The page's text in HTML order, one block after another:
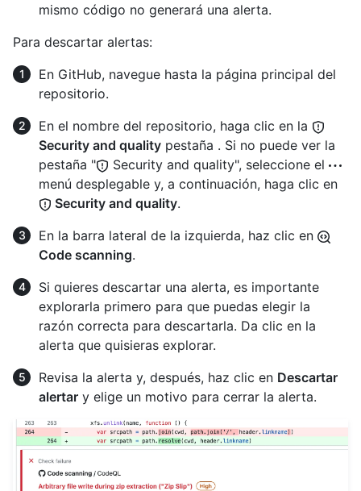
mismo código no generará una alerta.
Para descartar alertas:
En GitHub, navegue hasta la página principal del
repositorio.
En el nombre del repositorio, haga clic en la
Security and quality pestaña . Si no puede ver la
pestaña "
Security and quality", seleccione el
menú desplegable y, a continuación, haga clic en
Security and quality.
En la barra lateral de la izquierda, haz clic en
Code scanning.
Si quieres descartar una alerta, es importante
explorarla primero para que puedas elegir la
razón correcta para descartarla. Da clic en la
alerta que quisieras explorar.
Revisa la alerta y, después, haz clic en Descartar
alertar y elige un motivo para cerrar la alerta.